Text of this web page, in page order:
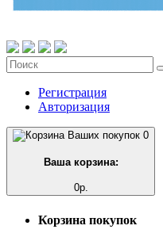
Регистрация
Авторизация
0
Ваша корзина:
0р.
Корзина покупок